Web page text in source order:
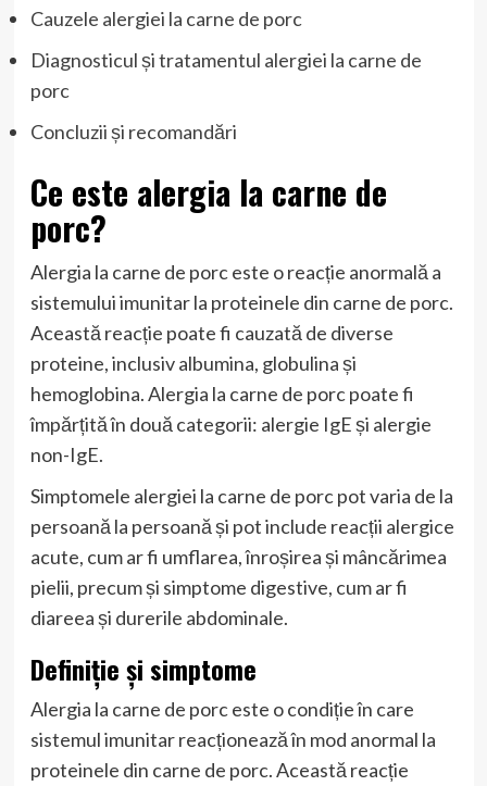
Cauzele alergiei la carne de porc
Diagnosticul și tratamentul alergiei la carne de
porc
Concluzii și recomandări
Ce este alergia la carne de
porc?
Alergia la carne de porc este o reacție anormală a
sistemului imunitar la proteinele din carne de porc.
Această reacție poate fi cauzată de diverse
proteine, inclusiv albumina, globulina și
hemoglobina. Alergia la carne de porc poate fi
împărțită în două categorii: alergie IgE și alergie
non-IgE.
Simptomele alergiei la carne de porc pot varia de la
persoană la persoană și pot include reacții alergice
acute, cum ar fi umflarea, înroșirea și mâncărimea
pielii, precum și simptome digestive, cum ar fi
diareea și durerile abdominale.
Definiție și simptome
Alergia la carne de porc este o condiție în care
sistemul imunitar reacționează în mod anormal la
proteinele din carne de porc. Această reacție